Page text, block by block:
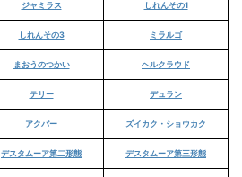
ジャミラス しれんその1
しれんその3 ミラルゴ
まおうのつかい ヘルクラウド
テリー デュラン
アクバー ズイカク・ショウカク
デスタムーア第二形態 デスタムーア第三形態